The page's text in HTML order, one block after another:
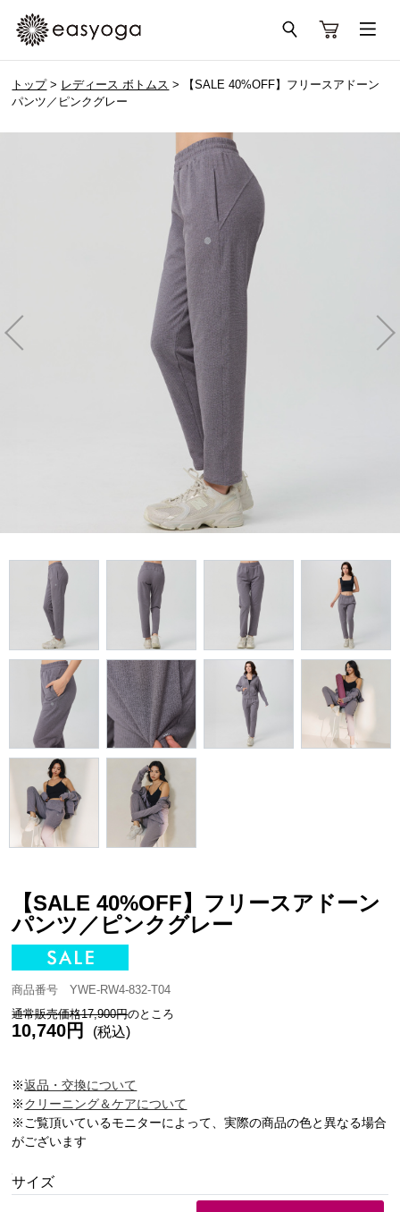
トップ> レディース ボトムス > 【SALE 40%OFF】フリースアドーン
パンツ／ピンクグレー
【SALE 40%OFF】フリースアドーン
パンツ／ピンクグレー
商品番号 YWE-RW4-832-T04
通常販売価格17,900円のところ
10,740円 (税込)
※返品・交換について
※クリーニング＆ケアについて
※ご覧頂いているモニターによって、実際の商品の色と異なる場合
がございます
サイズ